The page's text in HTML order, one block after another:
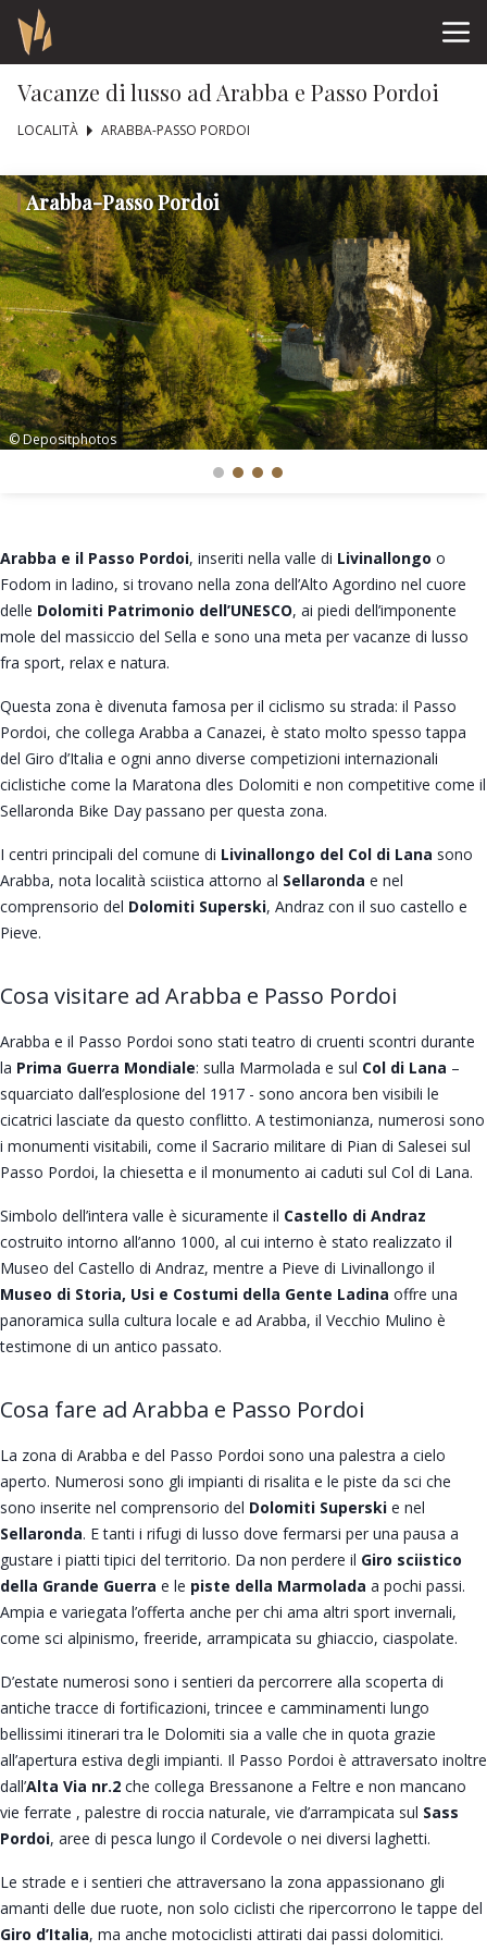
Vacanze di lusso ad Arabba e Passo Pordoi
LOCALITÀ ARABBA-PASSO PORDOI
Arabba-Passo Pordoi
© Depositphotos
Arabba e il Passo Pordoi, inseriti nella valle di Livinallongo o
Fodom in ladino, si trovano nella zona dell’Alto Agordino nel cuore
delle Dolomiti Patrimonio dell’UNESCO, ai piedi dell’imponente
mole del massiccio del Sella e sono una meta per vacanze di lusso
fra sport, relax e natura.
Questa zona è divenuta famosa per il ciclismo su strada: il Passo
Pordoi, che collega Arabba a Canazei, è stato molto spesso tappa
del Giro d’Italia e ogni anno diverse competizioni internazionali
ciclistiche come la Maratona dles Dolomiti e non competitive come il
Sellaronda Bike Day passano per questa zona.
I centri principali del comune di Livinallongo del Col di Lana sono
Arabba, nota località sciistica attorno al Sellaronda e nel
comprensorio del Dolomiti Superski, Andraz con il suo castello e
Pieve.
Cosa visitare ad Arabba e Passo Pordoi
Arabba e il Passo Pordoi sono stati teatro di cruenti scontri durante
la Prima Guerra Mondiale: sulla Marmolada e sul Col di Lana –
squarciato dall’esplosione del 1917 - sono ancora ben visibili le
cicatrici lasciate da questo conflitto. A testimonianza, numerosi sono
i monumenti visitabili, come il Sacrario militare di Pian di Salesei sul
Passo Pordoi, la chiesetta e il monumento ai caduti sul Col di Lana.
Simbolo dell’intera valle è sicuramente il Castello di Andraz
costruito intorno all’anno 1000, al cui interno è stato realizzato il
Museo del Castello di Andraz, mentre a Pieve di Livinallongo il
Museo di Storia, Usi e Costumi della Gente Ladina offre una
panoramica sulla cultura locale e ad Arabba, il Vecchio Mulino è
testimone di un antico passato.
Cosa fare ad Arabba e Passo Pordoi
La zona di Arabba e del Passo Pordoi sono una palestra a cielo
aperto. Numerosi sono gli impianti di risalita e le piste da sci che
sono inserite nel comprensorio del Dolomiti Superski e nel
Sellaronda. E tanti i rifugi di lusso dove fermarsi per una pausa a
gustare i piatti tipici del territorio. Da non perdere il Giro sciistico
della Grande Guerra e le piste della Marmolada a pochi passi.
Ampia e variegata l’offerta anche per chi ama altri sport invernali,
come sci alpinismo, freeride, arrampicata su ghiaccio, ciaspolate.
D’estate numerosi sono i sentieri da percorrere alla scoperta di
antiche tracce di fortificazioni, trincee e camminamenti lungo
bellissimi itinerari tra le Dolomiti sia a valle che in quota grazie
all’apertura estiva degli impianti. Il Passo Pordoi è attraversato inoltre
dall’Alta Via nr.2 che collega Bressanone a Feltre e non mancano
vie ferrate , palestre di roccia naturale, vie d’arrampicata sul Sass
Pordoi, aree di pesca lungo il Cordevole o nei diversi laghetti.
Le strade e i sentieri che attraversano la zona appassionano gli
amanti delle due ruote, non solo ciclisti che ripercorrono le tappe del
Giro d’Italia, ma anche motociclisti attirati dai passi dolomitici.